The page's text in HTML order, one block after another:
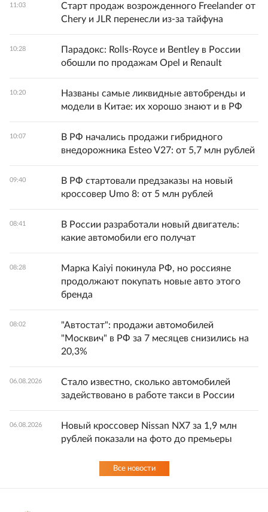
11:03
Старт продаж возрожденного Freelander от
Chery и JLR перенесли из-за тайфуна
10:28
Парадокс: Rolls-Royce и Bentley в России
обошли по продажам Opel и Renault
10:20
Названы самые ликвидные автобренды и
модели в Китае: их хорошо знают и в РФ
10:07
В РФ начались продажи гибридного
внедорожника Esteo V27: от 5,7 млн рублей
09:40
В РФ стартовали предзаказы на новый
кроссовер Umo 8: от 5 млн рублей
08:41
В России разработали новый двигатель:
какие автомобили его получат
08:28
Марка Kaiyi покинула РФ, но россияне
продолжают покупать новые авто этого
бренда
08:02
"Автостат": продажи автомобилей
"Москвич" в РФ за 7 месяцев снизились на
20,3%
06.08.2026
Стало известно, сколько автомобилей
задействовано в работе такси в России
06.08.2026
Новый кроссовер Nissan NX7 за 1,9 млн
рублей показали на фото до премьеры
Все новости